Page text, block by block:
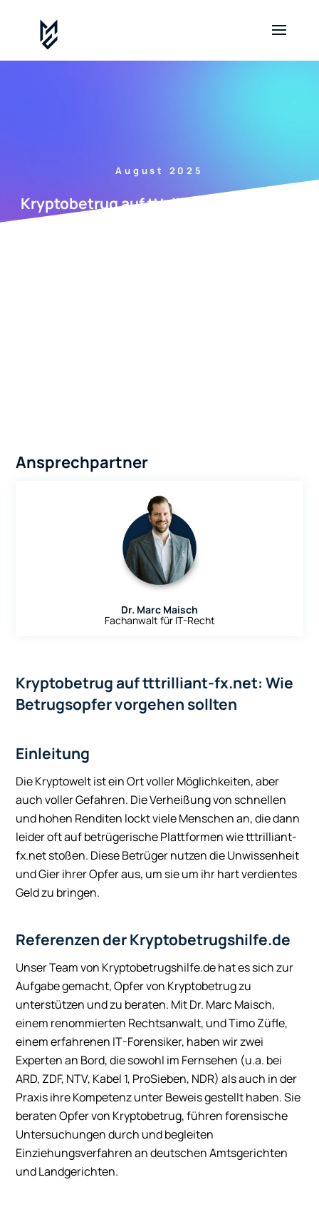
August 2025
Kryptobetrug auf tttrilliant-fx.net: Wie
Kryptobetrug auf tttrilliant-fx.net: Wie
Betrugsopfer vorgehen sollten
Einleitung
Die Kryptowelt ist ein Ort voller Möglichkeiten, aber
auch voller Gefahren. Die Verheißung von schnellen
und hohen Renditen lockt viele Menschen an, die dann
leider oft auf betrügerische Plattformen wie tttrilliant-
fx.net stoßen. Diese Betrüger nutzen die Unwissenheit
und Gier ihrer Opfer aus, um sie um ihr hart verdientes
Geld zu bringen.
Referenzen der Kryptobetrugshilfe.de
Unser Team von Kryptobetrugshilfe.de hat es sich zur
Aufgabe gemacht, Opfer von Kryptobetrug zu
unterstützen und zu beraten. Mit Dr. Marc Maisch,
einem renommierten Rechtsanwalt, und Timo Züfle,
einem erfahrenen IT-Forensiker, haben wir zwei
Experten an Bord, die sowohl im Fernsehen (u.a. bei
ARD, ZDF, NTV, Kabel 1, ProSieben, NDR) als auch in der
Praxis ihre Kompetenz unter Beweis gestellt haben. Sie
beraten Opfer von Kryptobetrug, führen forensische
Untersuchungen durch und begleiten
Einziehungsverfahren an deutschen Amtsgerichten
und Landgerichten.
Ansprechpartner
Dr. Marc Maisch
Fachanwalt für IT-Recht